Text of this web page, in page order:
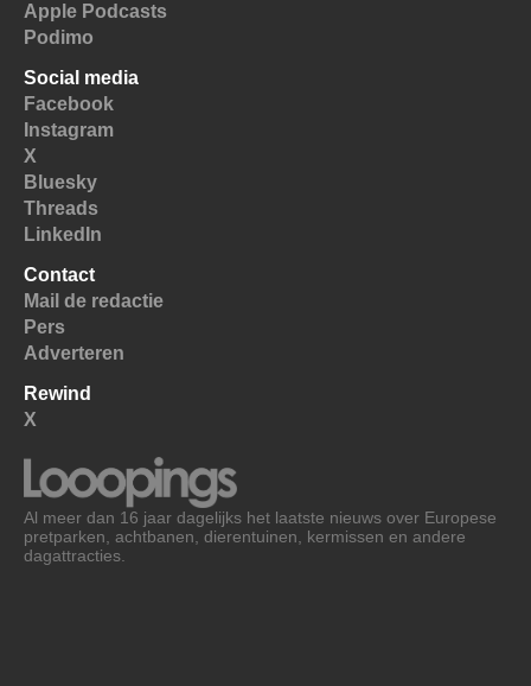
Apple Podcasts
Podimo
Social media
Facebook
Instagram
X
Bluesky
Threads
LinkedIn
Contact
Mail de redactie
Pers
Adverteren
Rewind
X
Al meer dan 16 jaar dagelijks het laatste nieuws over Europese
pretparken, achtbanen, dierentuinen, kermissen en andere
dagattracties.